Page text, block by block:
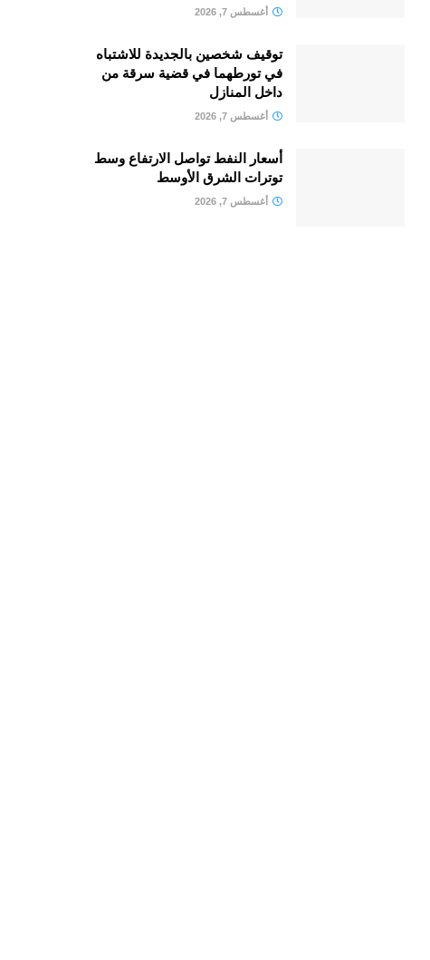
أغسطس 7, 2026
توقيف شخصين بالجديدة للاشتباه
في تورطهما في قضية سرقة من
داخل المنازل
أغسطس 7, 2026
أسعار النفط تواصل الارتفاع وسط
توترات الشرق الأوسط
أغسطس 7, 2026